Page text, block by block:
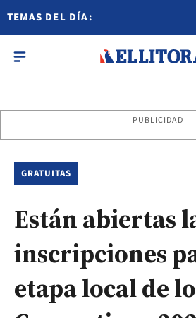
TEMAS DEL DÍA:
PUBLICIDAD
GRATUITAS
Están abiertas
inscripciones
etapa local de